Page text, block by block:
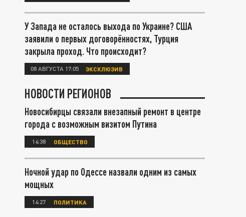
У Запада не осталось выхода по Украине? США
заявили о первых договорённостях, Турция
закрыла проход. Что происходит?
08 АВГУСТА 17:05 ЭКСКЛЮЗИВ
НОВОСТИ РЕГИОНОВ
Новосибирцы связали внезапный ремонт в центре
города с возможным визитом Путина
14:38 ОБЩЕСТВО
Ночной удар по Одессе назвали одним из самых
мощных
14:27 ПОЛИТИКА